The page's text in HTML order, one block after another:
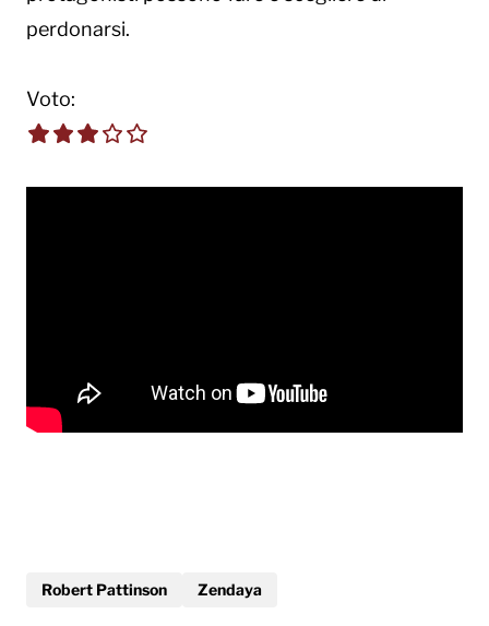
perdonarsi.
Voto:
Robert Pattinson Zendaya